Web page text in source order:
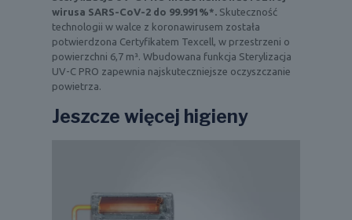
wirusa SARS-CoV-2 do 99.991%*. Skuteczność
technologii w walce z koronawirusem została
potwierdzona Certyfikatem Texcell, w przestrzeni o
powierzchni 6,7 m³. Wbudowana funkcja Sterylizacja
UV-C PRO zapewnia najskuteczniejsze oczyszczanie
powietrza.
Jeszcze więcej higieny